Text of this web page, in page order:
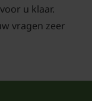
staan, haalt u
dan in pot
af en toe
voor u klaar.
vragen zeer